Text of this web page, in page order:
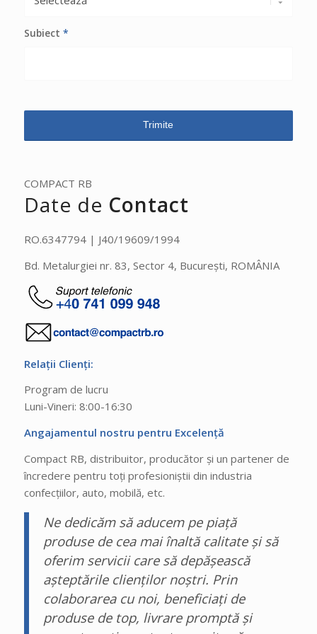
Subiect *
COMPACT RB
Date de Contact
RO.6347794 | J40/19609/1994
Bd. Metalurgiei nr. 83, Sector 4, București, ROMÂNIA
Relații Clienți:
Program de lucru
Luni-Vineri: 8:00-16:30
Angajamentul nostru pentru Excelență
Compact RB, distribuitor, producător și un partener de
încredere pentru toți profesioniștii din industria
confecțiilor, auto, mobilă, etc.
Ne dedicăm să aducem pe piață
produse de cea mai înaltă calitate și să
oferim servicii care să depășească
așteptările clienților noștri. Prin
colaborarea cu noi, beneficiați de
produse de top, livrare promptă și